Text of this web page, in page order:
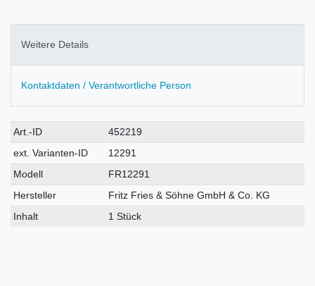
Weitere Details
Kontaktdaten / Verantwortliche Person
Technisches
Merkmal
Wert
Art.-ID
452219
ext. Varianten-ID
12291
Modell
FR12291
Hersteller
Fritz Fries & Söhne GmbH & Co. KG
Inhalt
1 Stück